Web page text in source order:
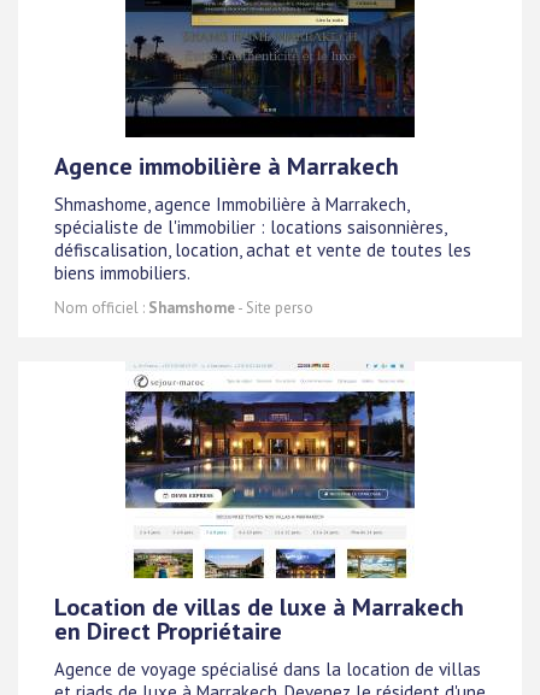
Agence immobilière à Marrakech
Shmashome, agence Immobilière à Marrakech,
spécialiste de l'immobilier : locations saisonnières,
défiscalisation, location, achat et vente de toutes les
biens immobiliers.
Nom officiel : Shamshome- Site perso
Location de villas de luxe à Marrakech
en Direct Propriétaire
Agence de voyage spécialisé dans la location de villas